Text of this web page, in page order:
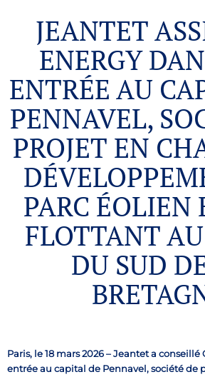
JEANTET
ENERGY
ENTRÉE AU
PENNAVEL,
PROJET EN
PARC ÉOLIEN
FLOTTANT
DU SUD
Paris, le 18 mars 2026 – Jeantet a conseillé
entrée au capital de Pennavel, société de